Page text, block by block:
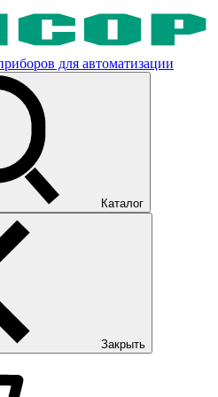
для автоматизации
Каталог
Закрыть